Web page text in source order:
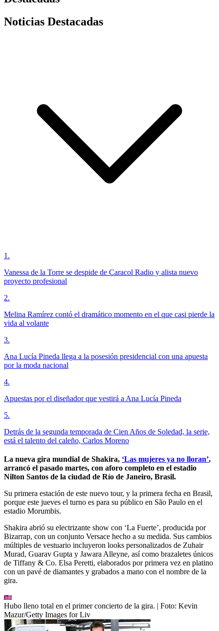
Noticias Destacadas
1 .
Vanessa de la Torre se despide de Caracol Radio y alista nuevo
proyecto profesional
2.
Melina Ramírez contó el dramático momento en el que casi pierde la
vida al volante
3.
Ana Lucía Pineda llega a la posesión presidencial con una apuesta
por la moda nacional
4.
Apuestas por el diseñador que vestirá a Ana Lucía Pineda
5.
Detrás de la segunda temporada de Cien Años de Soledad, la serie,
está el talento del caleño, Carlos Moreno
La nueva gira mundial de Shakira, ‘Las mujeres ya no lloran’,
arrancó el pasado martes, con aforo completo en el estadio
Nilton Santos de la ciudad de Río de Janeiro, Brasil.
Su primera estación de este nuevo tour, y la primera fecha en Brasil,
porque este jueves el turno es para su público en São Paulo en el
estadio Morumbis.
Shakira abrió su electrizante show con ‘La Fuerte’, producida por
Bizarrap, con un conjunto Versace hecho a su medida. Sus cambios
múltiples de vestuario incluyeron looks personalizados de Zuhair
Murad, Guarav Gupta y Jawara Alleyne, así como brazaletes únicos
de Tiffany & Co. Elsa Peretti, elaborados por primera vez en platino
con un pavé de diamantes y grabados a mano con el nombre de la
gira.
Hubo lleno total en el primer concierto de la gira. | Foto: Kevin
Mazur/Getty Images for Liv